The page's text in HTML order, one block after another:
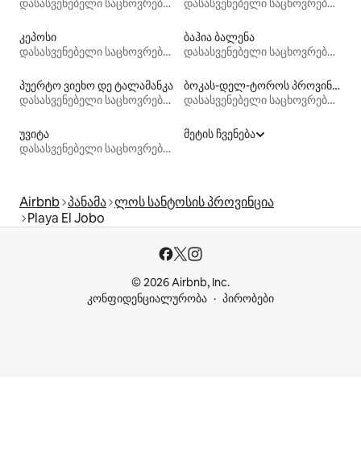
დასასვენებელი საცხოვრებლები
დასასვენებელი საცხოვრებლები
კეპოსი
დასასვენებელი საცხოვრებლები
ბაჰია ბალენა
დასასვენებელი საცხოვრებლები
პუერტო ვიეხო დე ტალამანკა
დასასვენებელი საცხოვრებლები
ბოკას-დელ-ტოროს პროვინცია
დასასვენებელი საცხოვრებლები
უვიტა
დასასვენებელი საცხოვრებლები
მეტის ჩვენება
Airbnb პანამა ლოს სანტოსის პროვინცია
Playa El Jobo
© 2026 Airbnb, Inc.
კონფიდენციალურობა
პირობები